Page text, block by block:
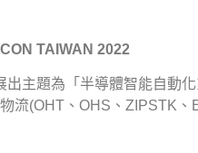
TAIWAN 2022
出主題為「半導體智能自動
流(OHT、OHS、ZIPSTK